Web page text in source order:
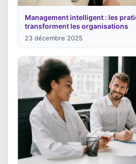
Management intelligent : les
transforment les organisations
23 décembre 2025